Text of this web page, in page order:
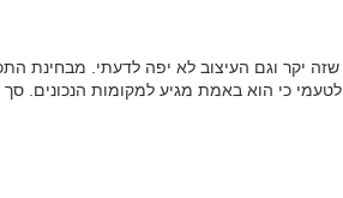
יקר וגם העיצוב לא יפה לדעתי. מבחינת
כי הוא באמת מגיע למקומות הנכונים. סך